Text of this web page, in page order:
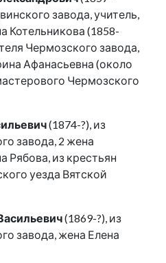
завода, учитель,
Котельникова (1858-
Чермозского завода,
Афанасьевна (около
Чермозского
(1874-?), из
завода, 2 жена
Рябова, из крестьян
уезда Вятской
(1869-?), из
завода, жена Елена